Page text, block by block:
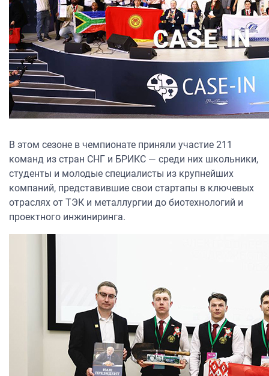
В этом сезоне в чемпионате приняли участие 211
команд из стран СНГ и БРИКС — среди них школьники,
студенты и молодые специалисты из крупнейших
компаний, представившие свои стартапы в ключевых
отраслях от ТЭК и металлургии до биотехнологий и
проектного инжиниринга.